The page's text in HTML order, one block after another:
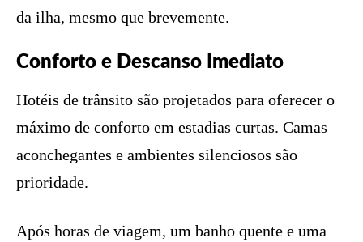
da ilha, mesmo que brevemente.
Conforto e Descanso Imediato
Hotéis de trânsito são projetados para oferecer o
máximo de conforto em estadias curtas. Camas
aconchegantes e ambientes silenciosos são
prioridade.
Após horas de viagem, um banho quente e uma